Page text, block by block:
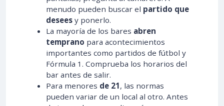
menudo pueden buscar el partido que
desees y ponerlo.
La mayoría de los bares abren
temprano para acontecimientos
importantes como partidos de fútbol y
Fórmula 1. Comprueba los horarios del
bar antes de salir.
Para menores de 21, las normas
pueden variar de un local al otro. Antes